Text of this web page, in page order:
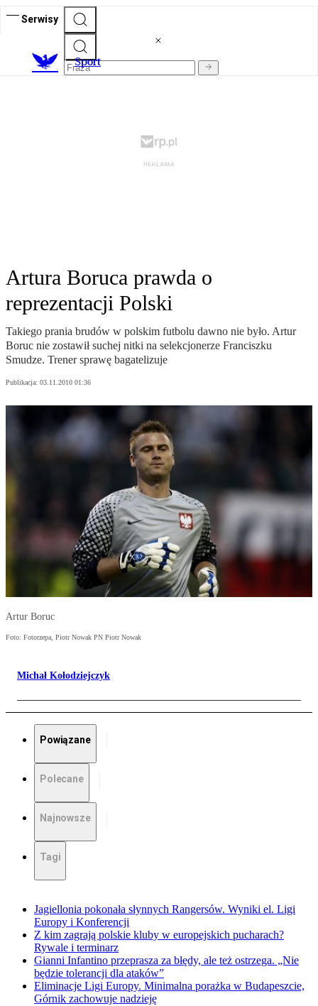
Serwisy
Sport
Artura Boruca prawda o
reprezentacji Polski
Takiego prania brudów w polskim futbolu dawno nie było. Artur
Boruc nie zostawił suchej nitki na selekcjonerze Franciszku
Smudze. Trener sprawę bagatelizuje
Publikacja: 03.11.2010 01:36
Artur Boruc
Foto: Fotorzepa, Piotr Nowak PN Piotr Nowak
Michał Kołodziejczyk
Powiązane
Polecane
Najnowsze
Tagi
Jagiellonia pokonała słynnych Rangersów. Wyniki el. Ligi
Europy i Konferencji
Z kim zagrają polskie kluby w europejskich pucharach?
Rywale i terminarz
Gianni Infantino przeprasza za błędy, ale też ostrzega. „Nie
będzie tolerancji dla ataków”
Eliminacje Ligi Europy. Minimalna porażka w Budapeszcie,
Górnik zachowuje nadzieję